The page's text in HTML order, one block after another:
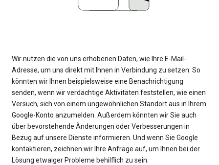
Wir nutzen die von uns erhobenen Daten, wie Ihre E-Mail-
Adresse, um uns direkt mit Ihnen in Verbindung zu setzen. So
könnten wir Ihnen beispielsweise eine Benachrichtigung
senden, wenn wir verdächtige Aktivitäten feststellen, wie einen
Versuch, sich von einem ungewöhnlichen Standort aus in Ihrem
Google-Konto anzumelden. Außerdem könnten wir Sie auch
über bevorstehende Änderungen oder Verbesserungen in
Bezug auf unsere Dienste informieren. Und wenn Sie Google
kontaktieren, zeichnen wir Ihre Anfrage auf, um Ihnen bei der
Lösung etwaiger Probleme behilflich zu sein.